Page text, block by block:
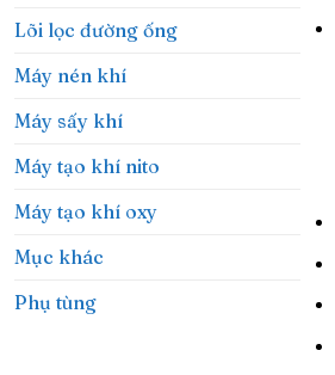
Lõi lọc đường ống
Máy nén khí
Máy sấy khí
Máy tạo khí nito
Máy tạo khí oxy
Mục khác
Phụ tùng